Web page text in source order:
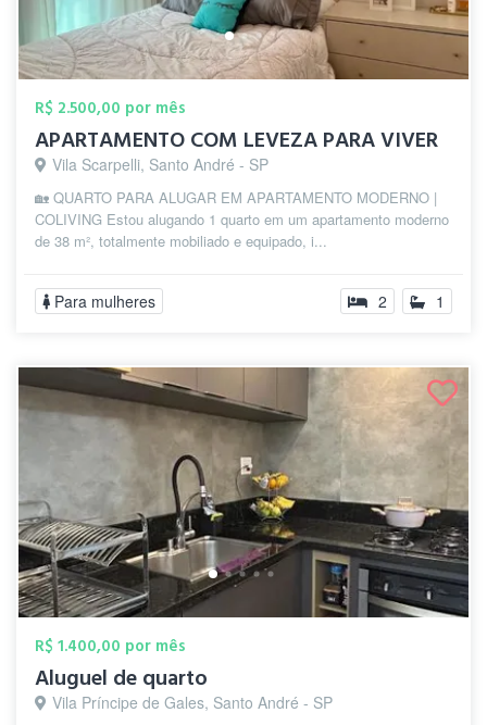
R$ 2.500,00 por mês
APARTAMENTO COM LEVEZA PARA VIVER
Vila Scarpelli, Santo André - SP
🏡 QUARTO PARA ALUGAR EM APARTAMENTO MODERNO |
COLIVING Estou alugando 1 quarto em um apartamento moderno
de 38 m², totalmente mobiliado e equipado, i...
Para mulheres 2 1
R$ 1.400,00 por mês
Aluguel de quarto
Vila Príncipe de Gales, Santo André - SP